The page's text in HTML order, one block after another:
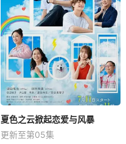
夏色之云掀起恋爱与风暴
更新至第05集